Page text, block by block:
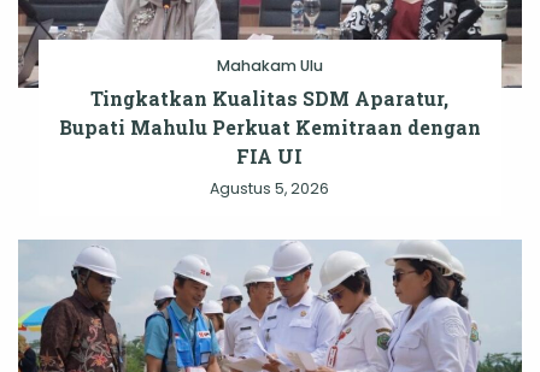
Mahakam Ulu
Tingkatkan Kualitas SDM Aparatur,
Bupati Mahulu Perkuat Kemitraan dengan
FIA UI
Agustus 5, 2026